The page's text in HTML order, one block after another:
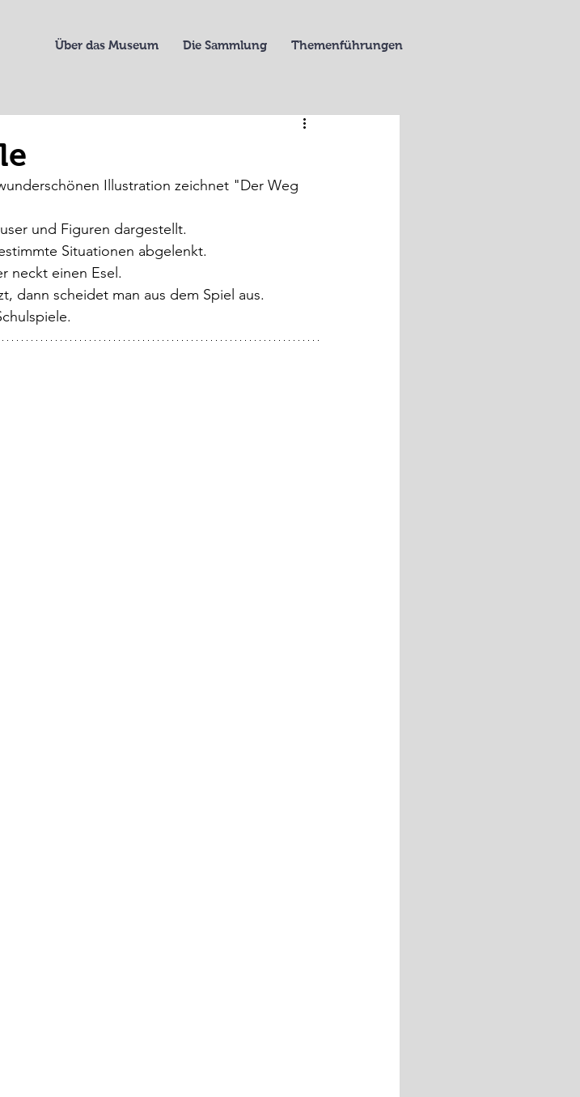
Über das Museum Die Sammlung Themenführungen
Illustration zeichnet "Der Weg
und Figuren dargestellt.
Situationen abgelenkt.
neckt einen Esel.
dann scheidet man aus dem Spiel aus.